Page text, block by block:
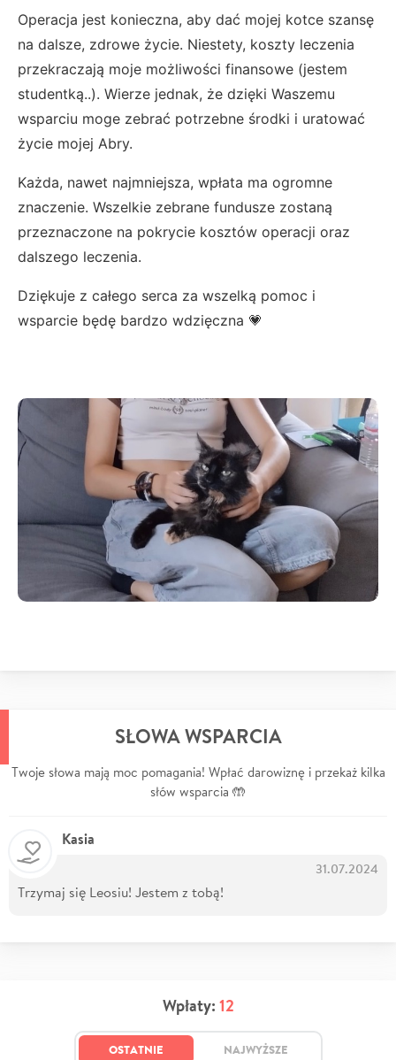
Operacja jest konieczna, aby dać mojej kotce szansę
na dalsze, zdrowe życie. Niestety, koszty leczenia
przekraczają moje możliwości finansowe (jestem
studentką..). Wierze jednak, że dzięki Waszemu
wsparciu moge zebrać potrzebne środki i uratować
życie mojej Abry.
Każda, nawet najmniejsza, wpłata ma ogromne
znaczenie. Wszelkie zebrane fundusze zostaną
przeznaczone na pokrycie kosztów operacji oraz
dalszego leczenia.
Dziękuje z całego serca za wszelką pomoc i
wsparcie będę bardzo wdzięczna 💗
SŁOWA WSPARCIA
Twoje słowa mają moc pomagania! Wpłać darowiznę i przekaż kilka
słów wsparcia 🤲
Kasia
31.07.2024
Trzymaj się Leosiu! Jestem z tobą!
Wpłaty: 12
OSTATNIE NAJWYŻSZE